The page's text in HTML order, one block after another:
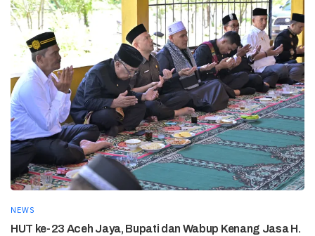
NEWS
HUT ke-23 Aceh Jaya, Bupati dan Wabup Kenang Jasa H.